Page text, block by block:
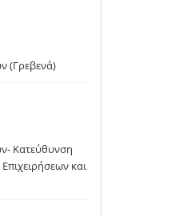
(Γρεβενά)
Κατεύθυνση
και